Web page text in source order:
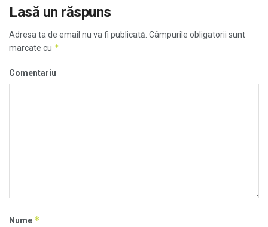
Lasă un răspuns
Adresa ta de email nu va fi publicată. Câmpurile obligatorii sunt
marcate cu *
Comentariu
Nume *